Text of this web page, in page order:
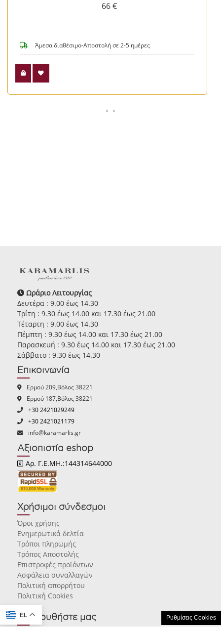
EL Ρυθμίσεις Cookies
66 €
Άμεσα διαθέσιμο-Αποστολή σε 2-5 ημέρες
‹ ›
Ωράριο Λειτουργίας
Δευτέρα : 9.00 έως 14.30
Τρίτη : 9.30 έως 14.00 και 17.30 έως 21.00
Τέταρτη : 9.00 έως 14.30
Πέμπτη : 9.30 έως 14.00 και 17.30 έως 21.00
Παρασκευή : 9.30 έως 14.00 και 17.30 έως 21.00
Σάββατο : 9.30 έως 14.30
Επικοινωνία
Ερμού 209,Βόλος 38221
Ερμού 187,Βόλος 38221
+30 2421029249
+30 2421021179
info@karamarlis.gr
Αξιοπιστία eshop
Αρ. Γ.Ε.ΜΗ.:144314644000
Χρήσιμοι σύνδεσμοι
Όροι χρήσης
Ενημερωτικά δελτία
Τρόποι πληρωμής
Τρόπος Αποστολής
Επιστροφές προϊόντων
Ασφάλεια συναλλαγών
Πολιτική απορρήτου
Πολιτική Cookies
Ακολουθήστε μας